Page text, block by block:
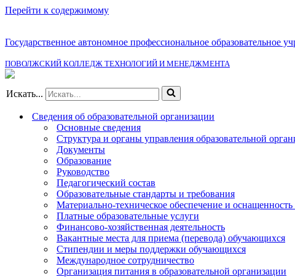
Перейти к содержимому
Государственное автономное профессиональное образовательное
ПОВОЛЖСКИЙ КОЛЛЕДЖ ТЕХНОЛОГИЙ И МЕНЕДЖМЕНТА
Искать...
Сведения об образовательной организации
Основные сведения
Структура и органы управления образовательной
Документы
Образование
Руководство
Педагогический состав
Образовательные стандарты и требования
Материально-техническое обеспечение и
Платные образовательные услуги
Финансово-хозяйственная деятельность
Вакантные места для приема (перевода) обучающихся
Стипендии и меры поддержки обучающихся
Международное сотрудничество
Организация питания в образовательной организации